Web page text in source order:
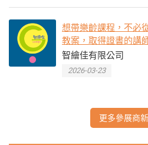
想帶樂齡課程，不必
教案，取得證書的講
智繪佳有限公司
2026-03-23
更多參展商